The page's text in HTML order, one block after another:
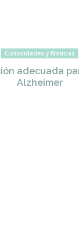
Curiosidades y Noticias
adecuada
Alzheimer